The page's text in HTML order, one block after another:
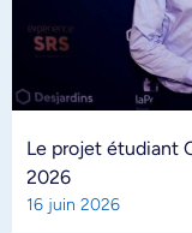
Le projet étudiant
2026
16 juin 2026